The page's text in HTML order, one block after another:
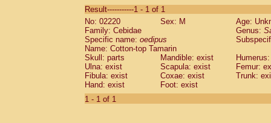
CebidaeSaguinus labiatus(0)
Cebidae Saguinus leucopus (0)
Cebidae
CebidaeSaguinus mystax
Cebidae Saguinus nigricollis (0)
Cebidae Saguinus oedipus
Cebidae Saguinus weddelli
Cebidae Saguinusspp.
Cebidae
Result-----------1 - 1 of 1
No: 02220
Sex: M
Age:
Family: Cebidae
Genus:
Specific name: oedipus
Name: Cotton-top Tamarin
Skull: parts
Mandible: exist
Ulna: exist
Scapula: exist
Femur:
Fibula: exist
Coxae: exist
Trunk:
Hand: exist
Foot: exist
1 - 1 of 1